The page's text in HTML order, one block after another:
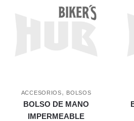
ACCESORIOS, BOLSOS
BOLSO DE MANO
IMPERMEABLE